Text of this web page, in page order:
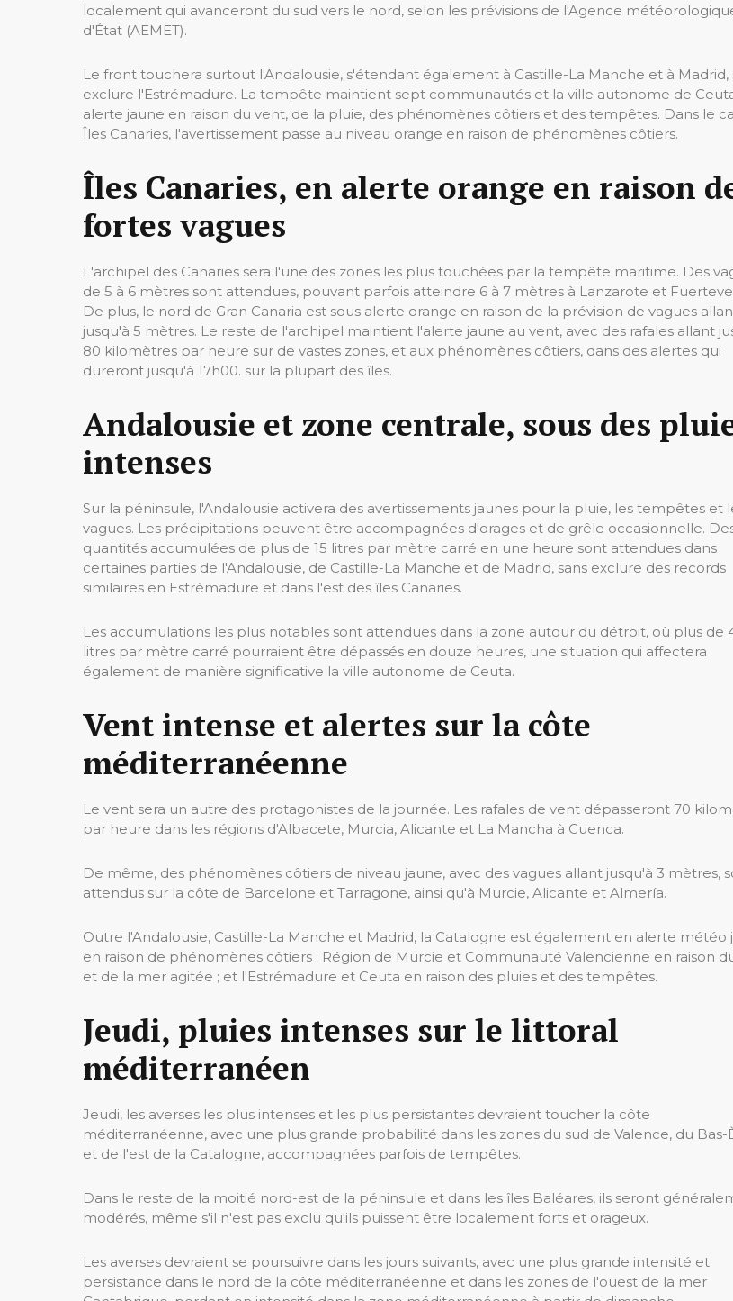
localement qui avanceront du sud vers le nord, selon les prévisions de l'Agence
d'État (AEMET).
Le front touchera surtout l'Andalousie, s'étendant également à Castille-La Manche et à Madrid,
exclure l'Estrémadure. La tempête maintient sept communautés et la ville autonome de
alerte jaune en raison du vent, de la pluie, des phénomènes côtiers et des tempêtes. Dans le
Îles Canaries, l'avertissement passe au niveau orange en raison de phénomènes côtiers.
Îles Canaries, en alerte orange en raison
fortes vagues
L'archipel des Canaries sera l'une des zones les plus touchées par la tempête maritime. Des
de 5 à 6 mètres sont attendues, pouvant parfois atteindre 6 à 7 mètres à Lanzarote et
De plus, le nord de Gran Canaria est sous alerte orange en raison de la prévision de vagues
jusqu'à 5 mètres. Le reste de l'archipel maintient l'alerte jaune au vent, avec des rafales allant
80 kilomètres par heure sur de vastes zones, et aux phénomènes côtiers, dans des alertes qui
dureront jusqu'à 17h00. sur la plupart des îles.
Andalousie et zone centrale, sous des
intenses
Sur la péninsule, l'Andalousie activera des avertissements jaunes pour la pluie, les tempêtes et
vagues. Les précipitations peuvent être accompagnées d'orages et de grêle occasionnelle.
quantités accumulées de plus de 15 litres par mètre carré en une heure sont attendues dans
certaines parties de l'Andalousie, de Castille-La Manche et de Madrid, sans exclure des records
similaires en Estrémadure et dans l'est des îles Canaries.
Les accumulations les plus notables sont attendues dans la zone autour du détroit, où plus de
litres par mètre carré pourraient être dépassés en douze heures, une situation qui affectera
également de manière significative la ville autonome de Ceuta.
Vent intense et alertes sur la côte
méditerranéenne
Le vent sera un autre des protagonistes de la journée. Les rafales de vent dépasseront 70
par heure dans les régions d'Albacete, Murcia, Alicante et La Mancha à Cuenca.
De même, des phénomènes côtiers de niveau jaune, avec des vagues allant jusqu'à 3 mètres,
attendus sur la côte de Barcelone et Tarragone, ainsi qu'à Murcie, Alicante et Almería.
Outre l'Andalousie, Castille-La Manche et Madrid, la Catalogne est également en alerte météo
en raison de phénomènes côtiers ; Région de Murcie et Communauté Valencienne en raison
et de la mer agitée ; et l'Estrémadure et Ceuta en raison des pluies et des tempêtes.
Jeudi, pluies intenses sur le littoral
méditerranéen
Jeudi, les averses les plus intenses et les plus persistantes devraient toucher la côte
méditerranéenne, avec une plus grande probabilité dans les zones du sud de Valence, du Bas-
et de l'est de la Catalogne, accompagnées parfois de tempêtes.
Dans le reste de la moitié nord-est de la péninsule et dans les îles Baléares, ils seront
modérés, même s'il n'est pas exclu qu'ils puissent être localement forts et orageux.
Les averses devraient se poursuivre dans les jours suivants, avec une plus grande intensité et
persistance dans le nord de la côte méditerranéenne et dans les zones de l'ouest de la mer